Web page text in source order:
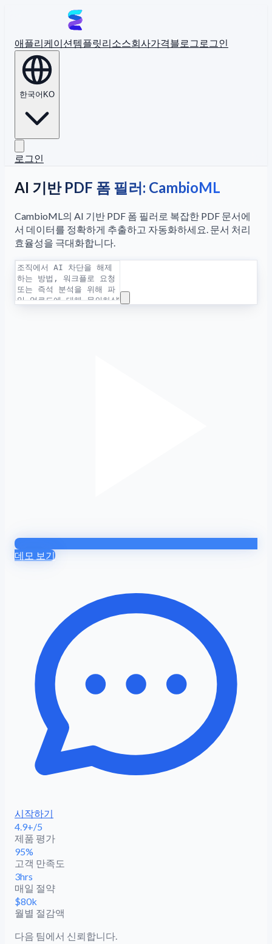
애플리케이션템플릿리소스회사가격블로그 로그인
한국어 KO
로그인
AI 기반 PDF 폼 필러: CambioML
CambioML의 AI 기반 PDF 폼 필러로 복잡한 PDF 문서에
서 데이터를 정확하게 추출하고 자동화하세요. 문서 처리
효율성을 극대화합니다.
데모 보기
시작하기
4.9+/5
제품 평가
95%
고객 만족도
3hrs
매일 절약
$80k
월별 절감액
다음 팀에서 신뢰합니다.